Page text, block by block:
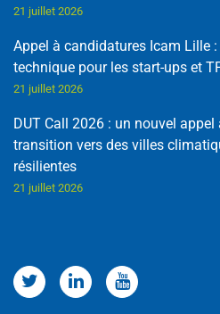
21 juillet 2026
Appel à candidatures Icam Lille
technique pour les start-ups et
21 juillet 2026
DUT Call 2026 : un nouvel
transition vers des villes
résilientes
21 juillet 2026